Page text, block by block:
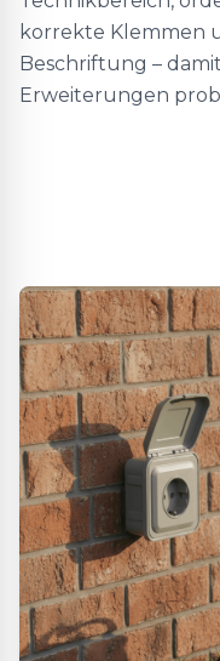
korrekte Klemmen
Beschriftung –
Erweiterungen